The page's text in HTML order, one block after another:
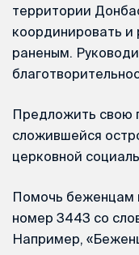
территории
координировать
раненым.
Предложить свою
сложившейся
церковной
Помочь беженцам
номер 3443 со
Например,